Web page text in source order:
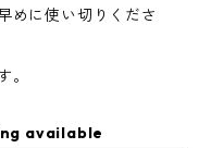
めに使い切りくださ
。
available